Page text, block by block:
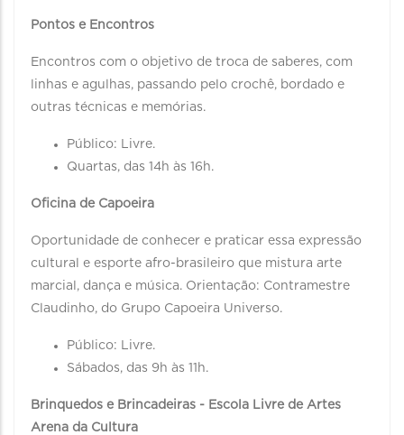
Pontos e Encontros
Encontros com o objetivo de troca de saberes, com
linhas e agulhas, passando pelo crochê, bordado e
outras técnicas e memórias.
Público: Livre.
Quartas, das 14h às 16h.
Oficina de Capoeira
Oportunidade de conhecer e praticar essa expressão
cultural e esporte afro-brasileiro que mistura arte
marcial, dança e música. Orientação: Contramestre
Claudinho, do Grupo Capoeira Universo.
Público: Livre.
Sábados, das 9h às 11h.
Brinquedos e Brincadeiras - Escola Livre de Artes
Arena da Cultura